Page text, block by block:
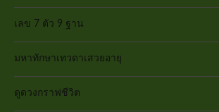
เลข 7 ตัว 9 ฐาน
มหาทักษาเทวดาเสวยอายุ
ดูดวงกราฟชีวิต